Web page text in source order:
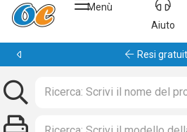
Menù
Aiuto
Garanzia 24